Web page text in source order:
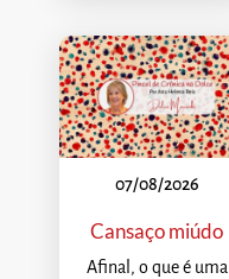
07/08/2026
Cansaço miúdo
Afinal, o que é uma